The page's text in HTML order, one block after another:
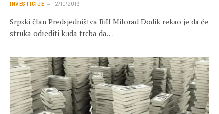
INVESTICIJE 12/10/2019
Srpski član Predsjedništva BiH Milorad Dodik rekao je da će
struka odrediti kuda treba da…